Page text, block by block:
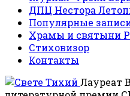
ДПЦ Нестора
Популярные
Храмы и святыни
Стиховизор
Контакты
Лауреат